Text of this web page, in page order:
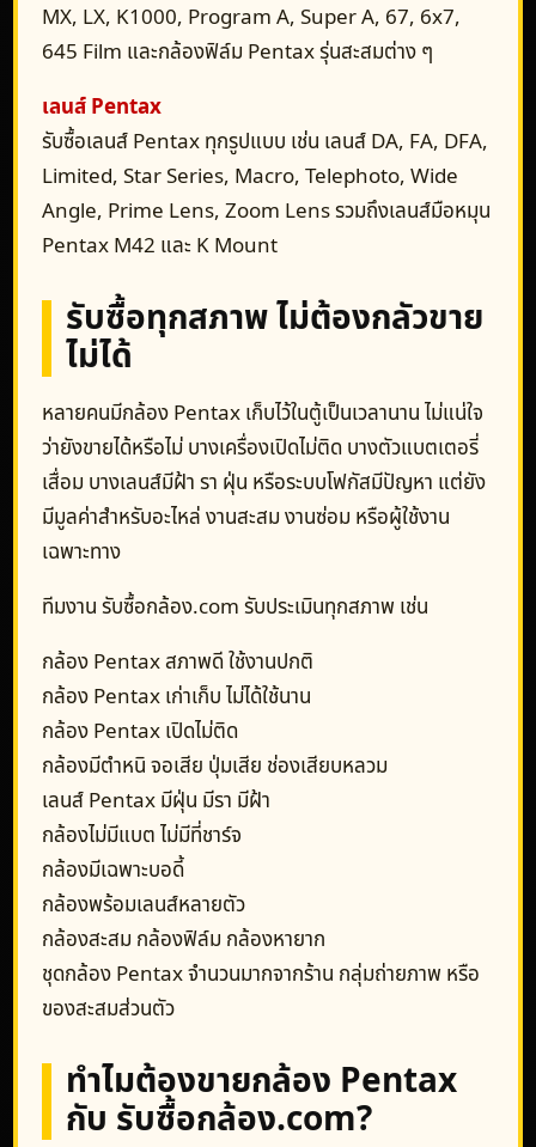
MX, LX, K1000, Program A, Super A, 67, 6x7,
645 Film และกล้องฟิล์ม Pentax รุ่นสะสมต่าง ๆ
เลนส์ Pentax
รับซื้อเลนส์ Pentax ทุกรูปแบบ เช่น เลนส์ DA, FA, DFA,
Limited, Star Series, Macro, Telephoto, Wide
Angle, Prime Lens, Zoom Lens รวมถึงเลนส์มือหมุน
Pentax M42 และ K Mount
รับซื้อทุกสภาพ ไม่ต้องกลัวขาย
ไม่ได้
หลายคนมีกล้อง Pentax เก็บไว้ในตู้เป็นเวลานาน ไม่แน่ใจ
ว่ายังขายได้หรือไม่ บางเครื่องเปิดไม่ติด บางตัวแบตเตอรี่
เสื่อม บางเลนส์มีฝ้า รา ฝุ่น หรือระบบโฟกัสมีปัญหา แต่ยัง
มีมูลค่าสำหรับอะไหล่ งานสะสม งานซ่อม หรือผู้ใช้งาน
เฉพาะทาง
ทีมงาน รับซื้อกล้อง.com รับประเมินทุกสภาพ เช่น
กล้อง Pentax สภาพดี ใช้งานปกติ
กล้อง Pentax เก่าเก็บ ไม่ได้ใช้นาน
กล้อง Pentax เปิดไม่ติด
กล้องมีตำหนิ จอเสีย ปุ่มเสีย ช่องเสียบหลวม
เลนส์ Pentax มีฝุ่น มีรา มีฝ้า
กล้องไม่มีแบต ไม่มีที่ชาร์จ
กล้องมีเฉพาะบอดี้
กล้องพร้อมเลนส์หลายตัว
กล้องสะสม กล้องฟิล์ม กล้องหายาก
ชุดกล้อง Pentax จำนวนมากจากร้าน กลุ่มถ่ายภาพ หรือ
ของสะสมส่วนตัว
ทำไมต้องขายกล้อง Pentax
กับ รับซื้อกล้อง.com?